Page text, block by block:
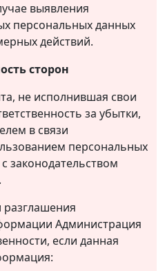
выявления
персональных данных
действий.
сторон
не исполнившая свои
за убытки,
в связи
персональных
законодательством
разглашения
Администрация
если данная